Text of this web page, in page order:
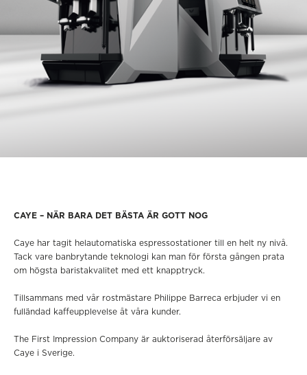
CAYE – NÄR BARA DET BÄSTA ÄR GOTT NOG
Caye har tagit helautomatiska espressostationer till en helt ny nivå.
Tack vare banbrytande teknologi kan man för första gången prata
om högsta baristakvalitet med ett knapptryck.
Tillsammans med vår rostmästare Philippe Barreca erbjuder vi en
fulländad kaffeupplevelse åt våra kunder.
The First Impression Company är auktoriserad återförsäljare av
Caye i Sverige.